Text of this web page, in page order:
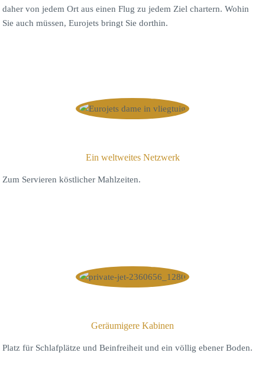
daher von jedem Ort aus einen Flug zu jedem Ziel chartern. Wohin
Sie auch müssen, Eurojets bringt Sie dorthin.
Ein weltweites Netzwerk
Zum Servieren köstlicher Mahlzeiten.
Geräumigere Kabinen
Platz für Schlafplätze und Beinfreiheit und ein völlig ebener Boden.